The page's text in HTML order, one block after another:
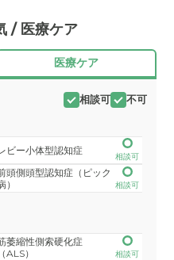
/ 医療ケア
医療ケア
相談可 不可
ビー小体型認知症
相談可
頭側頭型認知症（ピック
）
相談可
萎縮性側索硬化症
（ALS）
相談可